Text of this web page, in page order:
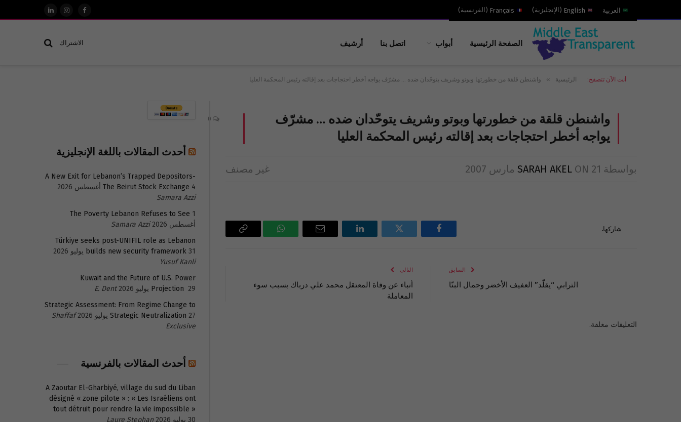
العربية English
( الإنجليزية)
Français
( الفرنسية)
فيسبوكالانستغرام
لينكدإن
الصفحة الرئيسية أبواب اتصل بنا أرشيف الاشتراك
أنت الآن تتصفح: الرئيسية » واشنطن قلقة من خطورتها وبوتو وشريف يتوحّدان ضده … مشرّف يواجه أخطر احتجاجات بعد إقالته رئيس المحكمة العليا
واشنطن قلقة من خطورتها وبوتو وشريف يتوحّدان ضده … مشرّف
يواجه أخطر احتجاجات بعد إقالته رئيس المحكمة العليا
بواسطة SARAH AKEL ON 21 مارس 2007 غير مصنف
شاركها.
فيسبوك تويتر لينكدإن
البريد
واتساب
Copy
السابق
الترابي “يقلّد” العفيف الأخضر وجمال البنّا
التالي
أنباء عن وفاة المعتقل محمد علي درباك بسبب سوء
المعاملة
التعليقات مغلقة.
أحدث المقالات باللغة الإنجليزية
A New Exit for Lebanon’s Trapped Depositors-
The Beirut Stock Exchange 4 أغسطس 2026
Samara Azzi
The Poverty Lebanon Refuses to See 1
أغسطس 2026
Samara Azzi
Türkiye seeks post-UNIFIL role as Lebanon
builds new security framework 31 يوليو 2026
Yusuf Kanli
Kuwait and the Future of U.S. Power
Projection 29 يوليو 2026
E. Dent
Strategic Assessment: From Regime Change to
Strategic Neutralization 27 يوليو 2026
Shaffaf
Exclusive
أحدث المقالات بالفرنسية
A Zaoutar El-Gharbiyé, village du sud du Liban
désigné « zone pilote » : « Les Israéliens ont
tout détruit pour rendre la vie impossible »
30 يوليو 2026
Laure Stephan